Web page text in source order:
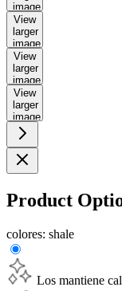
image
View
larger
image
View
larger
image
View
larger
image
Product
colores: shale
Los mantiene